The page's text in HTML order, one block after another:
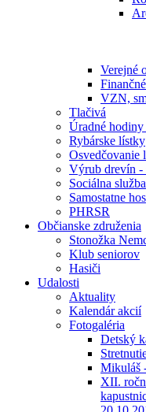
Verejné
VZN,
Tlačivá
Úradné
Rybárske lístky
Osvedčovanie
Výrub drevín -
Sociálna služba
Samostatne
PHRSR
Občianske združenia
Stonožka
Klub seniorov
Hasiči
Udalosti
Aktuality
Kalendár akcií
Fotogaléria
Detský
Mikuláš
XII.